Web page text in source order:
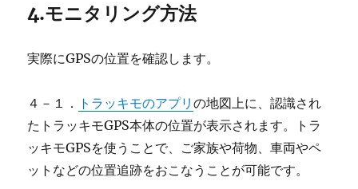
4.モニタリング方法
実際にGPSの位置を確認します。
４－１． トラッキモのアプリの地図上に、認識され
たトラッキモGPS本体の位置が表示されます。トラ
ッキモGPSを使うことで、ご家族や荷物、車両やペ
ットなどの位置追跡をおこなうことが可能です。